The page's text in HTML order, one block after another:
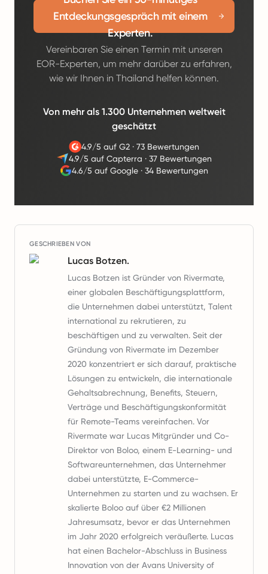
Entdeckungsgespräch mit einem
Experten.
Vereinbaren Sie einen Termin mit unseren
EOR-Experten, um mehr darüber zu erfahren,
wie wir Ihnen in Thailand helfen können.
Von mehr als 1.300 Unternehmen weltweit
geschätzt
4.9/5 auf G2· 73 Bewertungen
4.9/5 auf Capterra · 37 Bewertungen
4.6/5 auf Google ·34 Bewertungen
GESCHRIEBEN VON
Lucas Botzen.
Lucas Botzen ist Gründer von Rivermate,
einer globalen Beschäftigungsplattform,
die Unternehmen dabei unterstützt, Talent
international zu rekrutieren, zu
beschäftigen und zu verwalten. Seit der
Gründung von Rivermate im Dezember
2020 konzentriert er sich darauf, praktische
Lösungen zu entwickeln, die internationale
Gehaltsabrechnung, Benefits, Steuern,
Verträge und Beschäftigungskonformität
für Remote-Teams vereinfachen. Vor
Rivermate war Lucas Mitgründer und Co-
Direktor von Boloo, einem E-Learning- und
Softwareunternehmen, das Unternehmer
dabei unterstützte, E-Commerce-
Unternehmen zu starten und zu wachsen. Er
skalierte Boloo auf über €2 Millionen
Jahresumsatz, bevor er das Unternehmen
im Jahr 2020 erfolgreich veräußerte. Lucas
hat einen Bachelor-Abschluss in Business
Innovation von der Avans University of